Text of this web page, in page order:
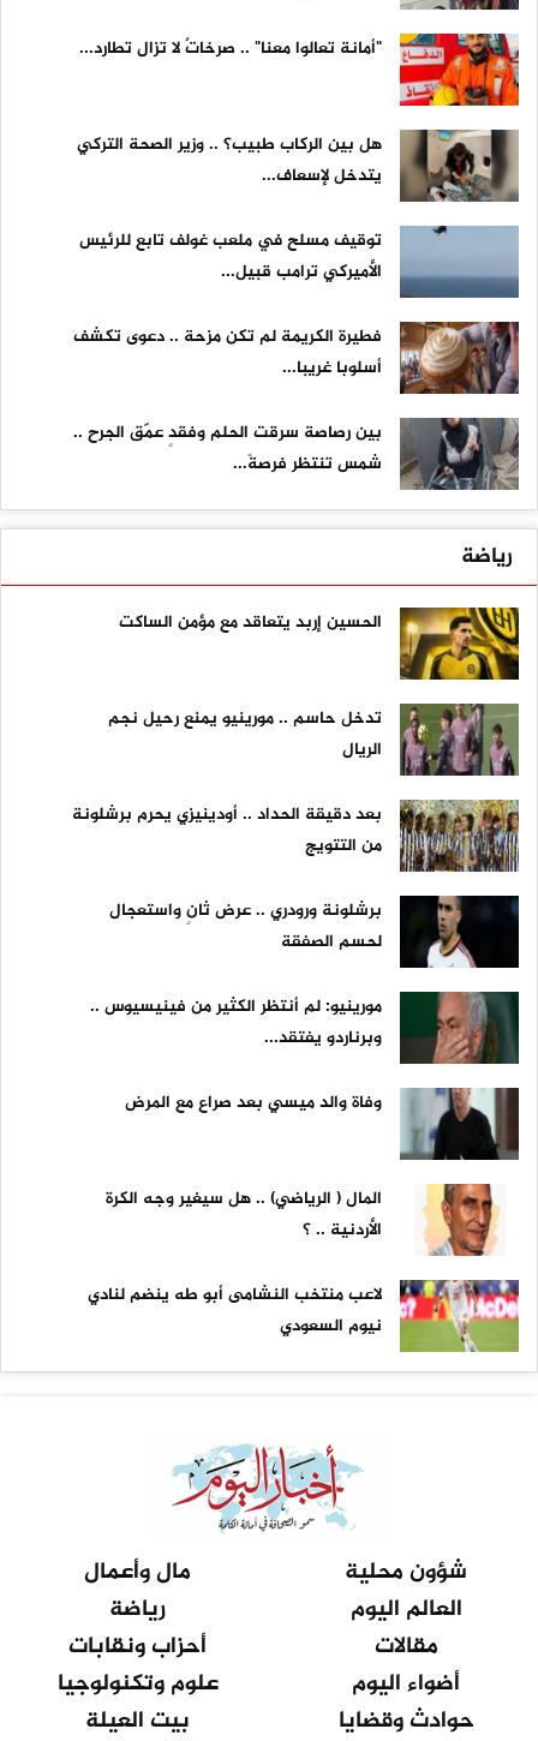
"أمانة تعالوا معنا" .. صرخاتٌ لا تزال تطارد...
هل بين الركاب طبيب؟ .. وزير الصحة التركي
يتدخل لإسعاف...
توقيف مسلح في ملعب غولف تابع للرئيس
الأميركي ترامب قبيل...
فطيرة الكريمة لم تكن مزحة .. دعوى تكشف
أسلوبا غريبا...
بين رصاصة سرقت الحلم وفقدٍ عمّق الجرح ..
شمس تنتظر فرصةً...
رياضة
الحسين إربد يتعاقد مع مؤمن الساكت
تدخل حاسم .. مورينيو يمنع رحيل نجم
الريال
بعد دقيقة الحداد .. أودينيزي يحرم برشلونة
من التتويج
برشلونة ورودري .. عرض ثانٍ واستعجال
لحسم الصفقة
مورينيو: لم أنتظر الكثير من فينيسيوس ..
وبرناردو يفتقد...
وفاة والد ميسي بعد صراع مع المرض
المال ( الرياضي) .. هل سيغير وجه الكرة
الأردنية .. ؟
لاعب منتخب النشامى أبو طه ينضم لنادي
نيوم السعودي
شؤون محلية
مال وأعمال
العالم اليوم
رياضة
مقالات
أحزاب ونقابات
أضواء اليوم
علوم وتكنولوجيا
حوادث وقضايا
بيت العيلة